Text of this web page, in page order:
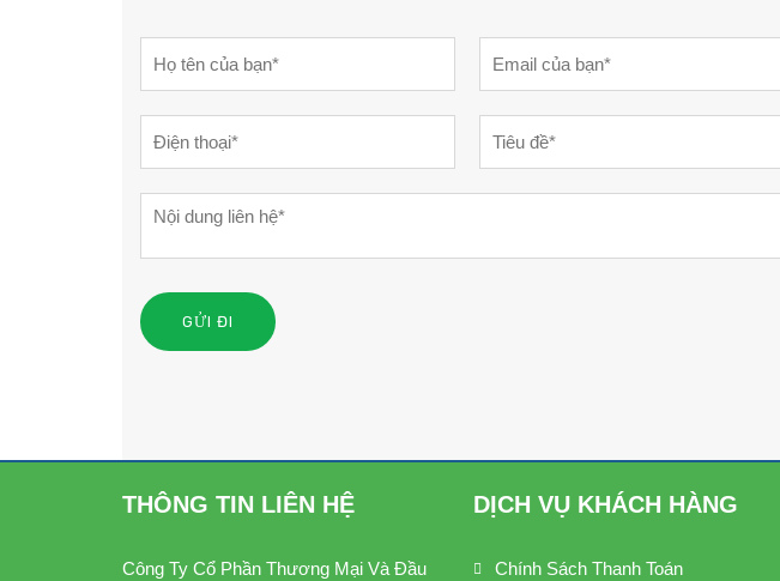
THÔNG TIN LIÊN HỆ
Công Ty Cổ Phần Thương Mại Và Đầu
DỊCH VỤ KHÁCH HÀNG
Chính Sách Thanh Toán